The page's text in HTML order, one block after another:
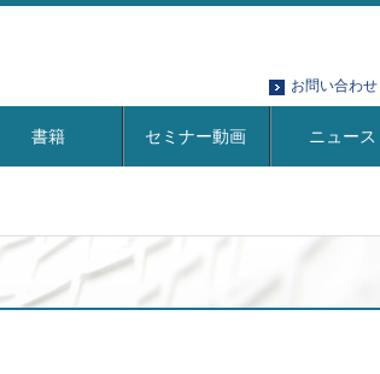
お問い合わせ
書籍 セミナー動画 ニュース